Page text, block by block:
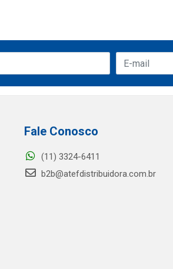
Fale Conosco
(11) 3324-6411
b2b@atefdistribuidora.com.br